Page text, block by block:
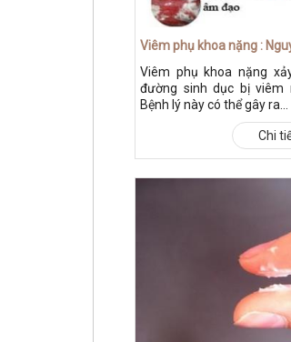
Viêm phụ khoa nặng
đường sinh dục bị viêm
Bệnh lý này có thể gây ra...
Chi